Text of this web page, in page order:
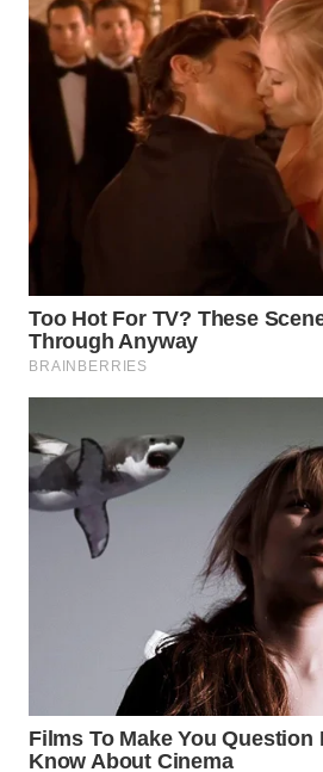
TENGAH
WN DELI
SERDANG
TEBING
WN
PAKPAK
WN
BEKASI
WN
TAPANULI